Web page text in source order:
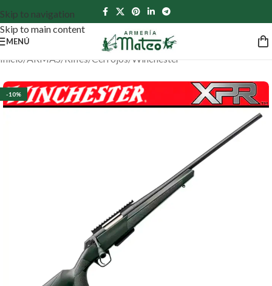
Skip to navigation
Skip to main content
MENÚ
Inicio/ARMAS/ Rifles/ Cerrojos/ Winchester
-10%